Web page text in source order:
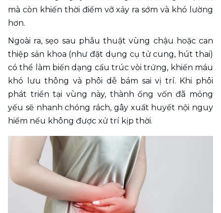
mà còn khiến thời điểm vỡ xảy ra sớm và khó lường
hơn.
Ngoài ra, sẹo sau phẫu thuật vùng chậu hoặc can
thiệp sản khoa (như đặt dụng cụ tử cung, hút thai)
có thể làm biến dạng cấu trúc vòi trứng, khiến máu
khó lưu thông và phôi dễ bám sai vị trí. Khi phôi
phát triển tại vùng này, thành ống vốn đã mỏng
yếu sẽ nhanh chóng rách, gây xuất huyết nội nguy
hiểm nếu không được xử trí kịp thời.